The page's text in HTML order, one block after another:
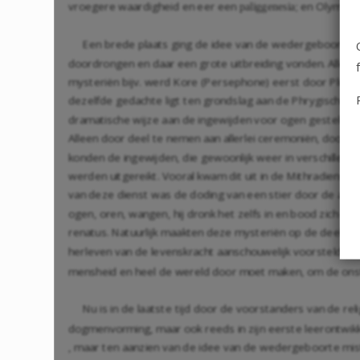
vroegere waardigheid en eer een paliggenesia ; en
Een brede plaats ging de idee van de wedergeboorte
doordrongen en daar een grote uitbreiding vonden. Alle
mysteriën bijv. werd Kore (Persephone) eerst door
dezelfde gedachte ligt ten grondslag aan de Phrygische,
dramatische wijze aan de ingewijden voor ogen gesteld;
Alleen door deel te nemen aan allerlei ceremoniën, door
konden de ingewijden, die gewoonlijk weer in
werden uitgereikt. Vooral kwam dit uit in de
van deze dienst was de doding van een stier door de als
ogen, oren, wangen, hij dronk het zelfs in en bood zich
renatus. Natuurlijk maakten deze mysteriën op de
herleven van de levenskracht aanschouwelijk
mensheid en heel de wereld door moet maken, om de
Nu is in de laatste tijd door de voorstanders van de
dogmenvorming, maar ook reeds in zijn eerste
, maar ten aanzien van de idee van de wedergeboorte